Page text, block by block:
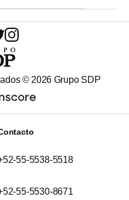
© 2026 Grupo SDP
55-5538-5518
55-5530-8671